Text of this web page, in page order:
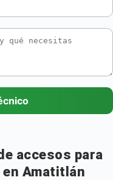
accesos para
Amatitlán